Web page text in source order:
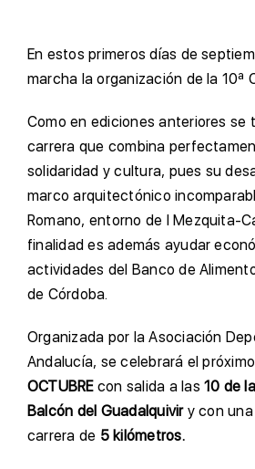
En estos primeros días de
marcha la organización de la 10ª
Como en ediciones anteriores se
carrera que combina
solidaridad y cultura, pues su
marco arquitectónico
Romano, entorno de l Mezquita-
finalidad es además ayudar
actividades del Banco de
de Córdoba.
Organizada por la Asociación
Andalucía, se celebrará el
OCTUBREcon salida a las 10 de
Balcón del Guadalquiviry con una
carrera de 5 kilómetros.